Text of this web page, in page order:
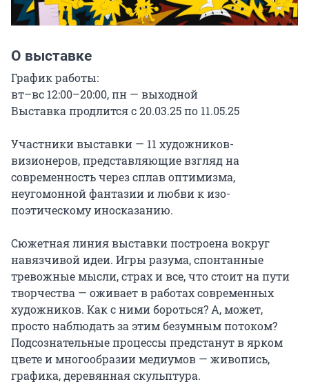
О выставке
График работы:
вт–вс 12:00–20:00, пн — выходной
Выставка продлится с 20.03.25 по 11.05.25
Участники выставки — 11 художников-
визионеров, представляющие взгляд на
современность через сплав оптимизма,
неугомонной фантазии и любви к изо-
поэтическому иносказанию.
Сюжетная линия выставки построена вокруг
навязчивой идеи. Игры разума, спонтанные
тревожные мысли, страх и все, что стоит на пути
творчества — оживает в работах современных
художников. Как с ними бороться? А, может,
просто наблюдать за этим безумным потоком?
Подсознательные процессы предстанут в ярком
цвете и многообразии медиумов — живопись,
графика, деревянная скульптура.